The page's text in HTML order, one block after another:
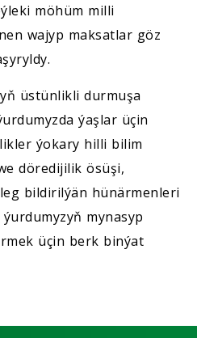
möhüm milli
wajyp maksatlar göz
üstünlikli durmuşa
ýaşlar üçin
ýokary hilli bilim
döredijilik ösüşi,
bildirilýän hünärmenleri
mynasyp
üçin berk binýat